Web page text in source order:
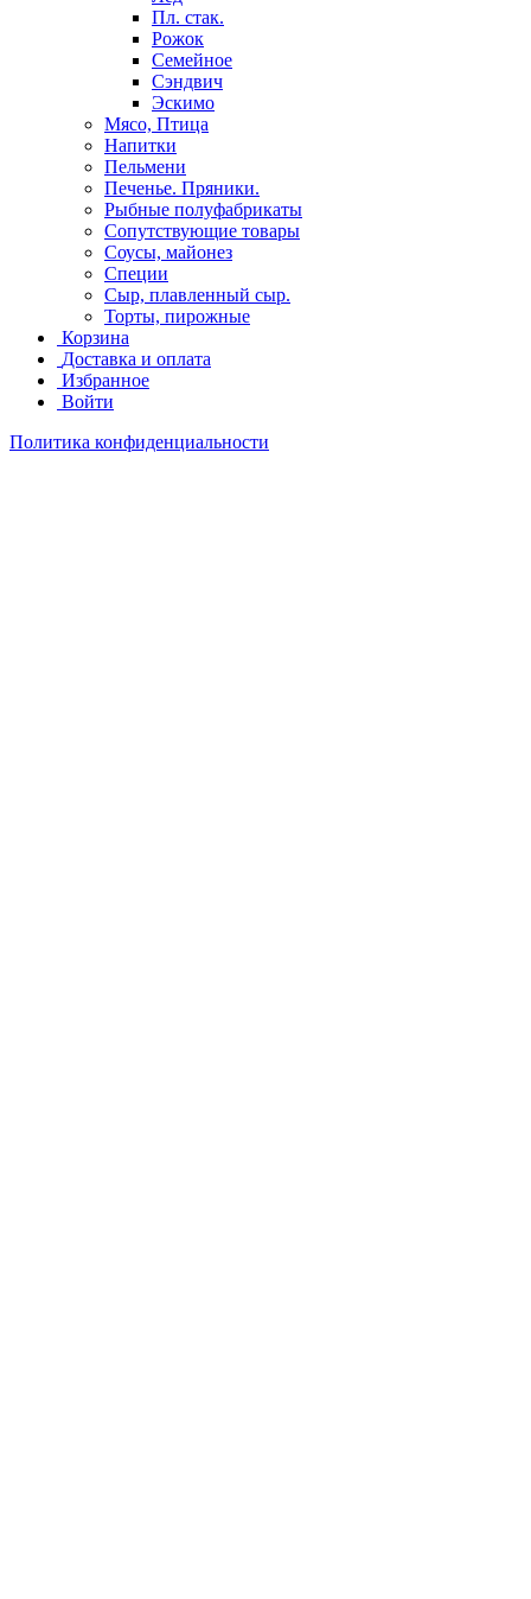
Пл. стак.
Рожок
Семейное
Сэндвич
Эскимо
Мясо, Птица
Напитки
Пельмени
Печенье. Пряники.
Рыбные полуфабрикаты
Сопутствующие товары
Соусы, майонез
Специи
Сыр, плавленный сыр.
Торты, пирожные
Корзина
Доставка и оплата
Избранное
Войти
Политика конфиденциальности